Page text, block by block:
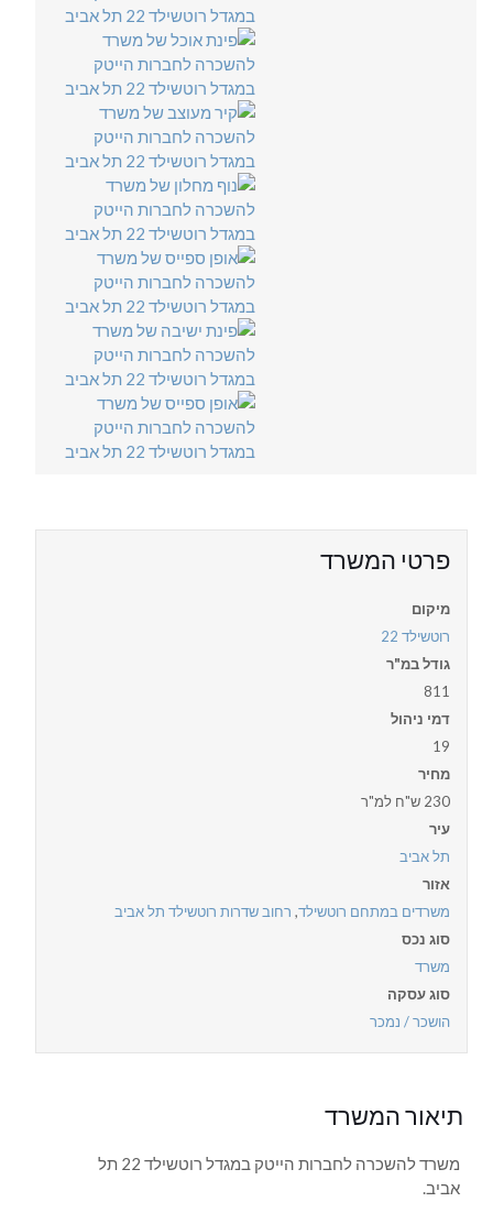
פרטי המשרד
מיקום
רוטשילד 22
גודל במ"ר
811
דמי ניהול
19
מחיר
230 ש"ח למ"ר
עיר
תל אביב
אזור
משרדים במתחם רוטשילד, רחוב שדרות רוטשילד תל אביב
סוג נכס
משרד
סוג עסקה
הושכר / נמכר
תיאור המשרד
משרד להשכרה לחברות הייטק במגדל רוטשילד 22 תל
אביב.